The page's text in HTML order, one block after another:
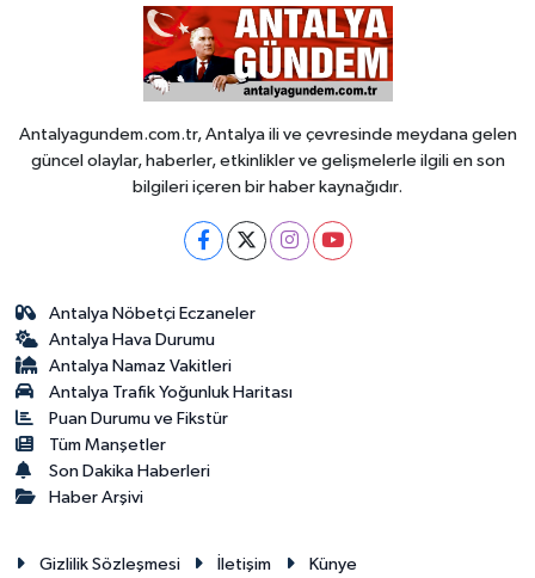
Antalyagundem.com.tr, Antalya ili ve çevresinde meydana gelen
güncel olaylar, haberler, etkinlikler ve gelişmelerle ilgili en son
bilgileri içeren bir haber kaynağıdır.
Antalya Nöbetçi Eczaneler
Antalya Hava Durumu
Antalya Namaz Vakitleri
Antalya Trafik Yoğunluk Haritası
Puan Durumu ve Fikstür
Tüm Manşetler
Son Dakika Haberleri
Haber Arşivi
Gizlilik Sözleşmesi İletişim Künye